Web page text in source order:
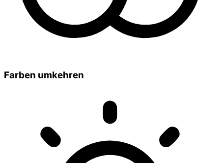
Farben umkehren